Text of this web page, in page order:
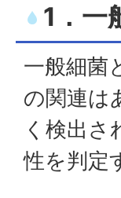
1．一
一般細菌
の関連は
く検出
性を判定